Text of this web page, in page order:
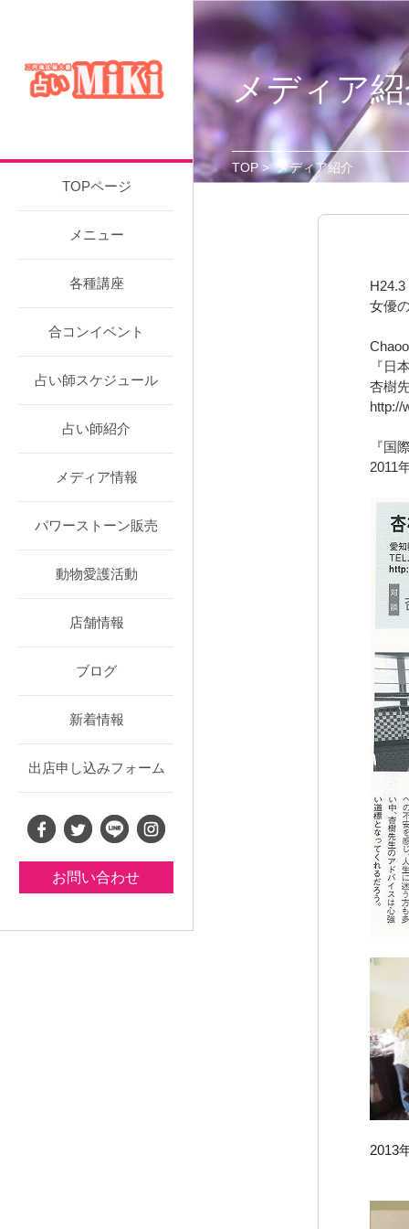
TOPページ
メニュー
各種講座
合コンイベント
占い師スケジュール
占い師紹介
メディア情報
パワーストーン販売
動物愛護活動
店舗情報
ブログ
新着情報
出店申し込みフォーム
お問い合わせ
メディア
TOP>メディア紹介
H24.3
女優
『日
杏樹
http://
『国
2011
2013